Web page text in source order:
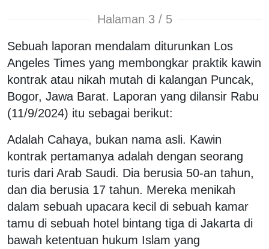
Halaman 3 / 5
Sebuah laporan mendalam diturunkan Los
Angeles Times yang membongkar praktik kawin
kontrak atau nikah mutah di kalangan Puncak,
Bogor, Jawa Barat. Laporan yang dilansir Rabu
(11/9/2024) itu sebagai berikut:
Adalah Cahaya, bukan nama asli. Kawin
kontrak pertamanya adalah dengan seorang
turis dari Arab Saudi. Dia berusia 50-an tahun,
dan dia berusia 17 tahun. Mereka menikah
dalam sebuah upacara kecil di sebuah kamar
tamu di sebuah hotel bintang tiga di Jakarta di
bawah ketentuan hukum Islam yang